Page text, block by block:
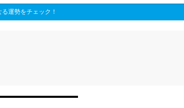
運勢をチェック！